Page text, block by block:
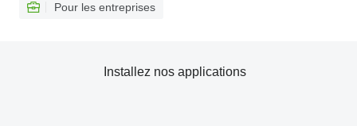
Pour les entreprises
Installez nos applications